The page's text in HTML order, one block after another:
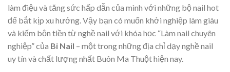
làm điệu và tăng sức hấp dẫn của mình với những bộ nail hot
để bắt kịp xu hướng. Vậy bạn có muốn khởi nghiệp làm giàu
và kiếm bộn tiền từ nghề nail với khóa học “Làm nail chuyên
nghiệp” của Bi Nail ‎ – một trong những địa chỉ dạy nghề nail
uy tín và chất lượng nhất Buôn Ma Thuột hiện nay.